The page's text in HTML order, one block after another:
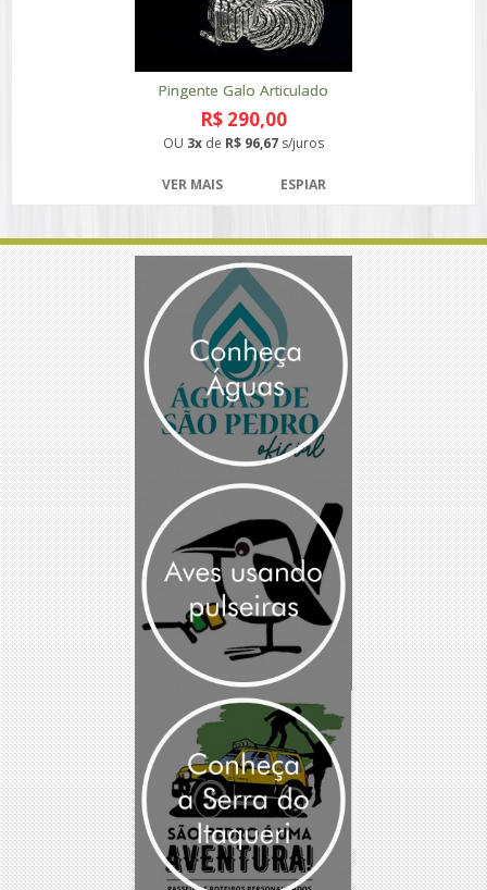
Pingente Galo Articulado
R$ 290,00
OU 3x de R$ 96,67 s/juros
VER MAIS ESPIAR